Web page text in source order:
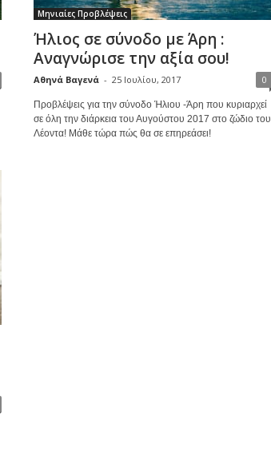
Μηνιαίες Προβλέψεις
Ήλιος σε σύνοδο με Άρη :
Αναγνώρισε την αξία σου!
Αθηνά Βαγενά - 25 Ιουλίου, 2017 0
Προβλέψεις για την σύνοδο Ήλιου -Άρη που κυριαρχεί
σε όλη την διάρκεια του Αυγούστου 2017 στο ζώδιο του
Λέοντα! Μάθε τώρα πώς θα σε επηρεάσει!